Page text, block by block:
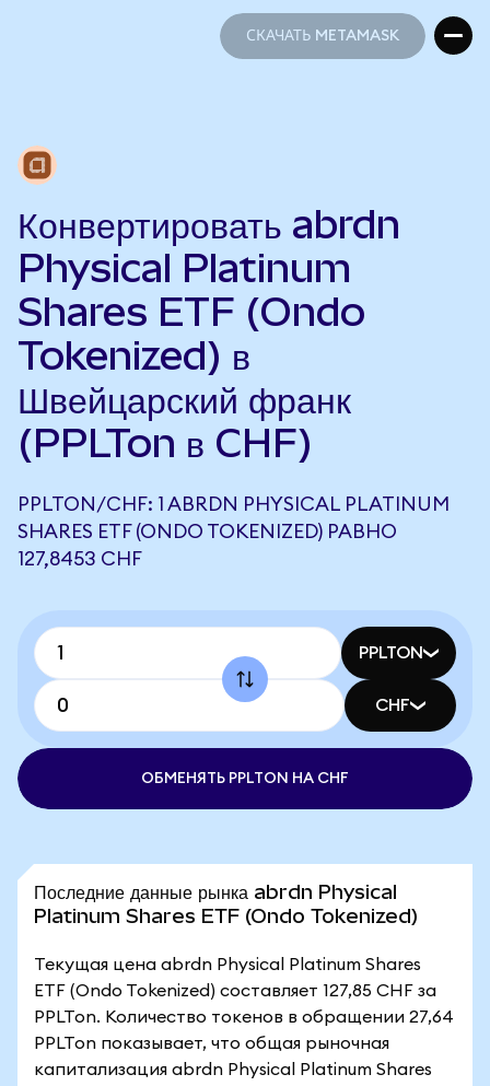
СКАЧАТЬ METAMASK
Конвертировать abrdn
Physical Platinum
Shares ETF (Ondo
Tokenized) в
Швейцарский франк
(PPLTon в CHF)
PPLTON/CHF: 1 ABRDN PHYSICAL PLATINUM
SHARES ETF (ONDO TOKENIZED) РАВНО
127,8453 CHF
PPLTON
CHF
ОБМЕНЯТЬ PPLTON НА CHF
Последние данные рынка abrdn Physical
Platinum Shares ETF (Ondo Tokenized)
Текущая цена abrdn Physical Platinum Shares
ETF (Ondo Tokenized) составляет 127,85 CHF за
PPLTon. Количество токенов в обращении 27,64
PPLTon показывает, что общая рыночная
капитализация abrdn Physical Platinum Shares